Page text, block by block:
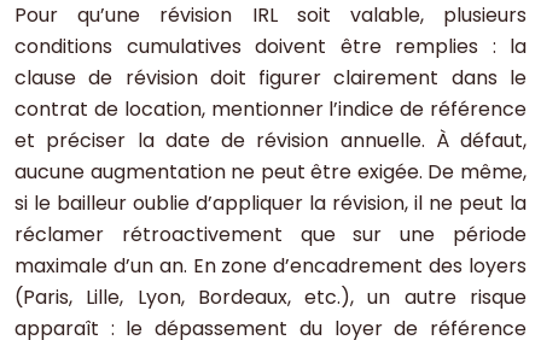
Pour qu’une révision IRL soit valable, plusieurs
conditions cumulatives doivent être remplies : la
clause de révision doit figurer clairement dans le
contrat de location, mentionner l’indice de référence
et préciser la date de révision annuelle. À défaut,
aucune augmentation ne peut être exigée. De même,
si le bailleur oublie d’appliquer la révision, il ne peut la
réclamer rétroactivement que sur une période
maximale d’un an. En zone d’encadrement des loyers
(Paris, Lille, Lyon, Bordeaux, etc.), un autre risque
apparaît : le dépassement du loyer de référence